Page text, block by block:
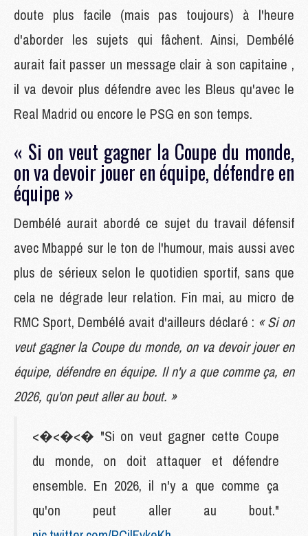
doute plus facile (mais pas toujours) à l'heure
d'aborder les sujets qui fâchent. Ainsi, Dembélé
aurait fait passer un message clair à son capitaine ,
il va devoir plus défendre avec les Bleus qu'avec le
Real Madrid ou encore le PSG en son temps.
« Si on veut gagner la Coupe du monde,
on va devoir jouer en équipe, défendre en
équipe »
Dembélé aurait abordé ce sujet du travail défensif
avec Mbappé sur le ton de l'humour, mais aussi avec
plus de sérieux selon le quotidien sportif, sans que
cela ne dégrade leur relation. Fin mai, au micro de
RMC Sport, Dembélé avait d'ailleurs déclaré : « Si on
veut gagner la Coupe du monde, on va devoir jouer en
équipe, défendre en équipe. Il n'y a que comme ça, en
2026, qu'on peut aller au bout. »
<�<�<� "Si on veut gagner cette Coupe
du monde, on doit attaquer et défendre
ensemble. En 2026, il n'y a que comme ça
qu'on peut aller au bout."